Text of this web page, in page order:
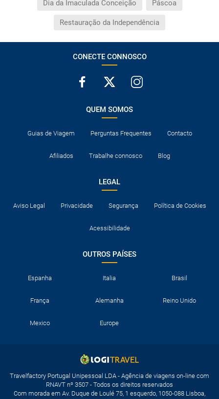
Dia da Imaculada Conceição Páscoa
Restauração da Independência
CONECTE CONNOSCO
QUEM SOMOS
Guias de Viagem Perguntas Frequentes Contacto
Afiliados Trabalhe connosco Blog
LEGAL
Aviso Legal Privacidade Segurança Política de Cookies
Acessibilidade
OUTROS PAÍSES
Espanha Italia Brasil
França Alemanha Reino Unido
Mexico Europe
Travelfactory Portugal Unipessoal LDA - Agência de viagens on-line com
RNAVT nº 3507 - Todos os direitos reservados
Com morada em Av. Duque de Loulé 75, 1 esquerdo, 1050-088 Lisboa,